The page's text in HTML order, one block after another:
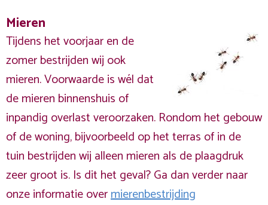
Mieren
Tijdens het voorjaar en de
zomer bestrijden wij ook
mieren. Voorwaarde is wél dat
de mieren binnenshuis of
inpandig overlast veroorzaken. Rondom het gebouw
of de woning, bijvoorbeeld op het terras of in de
tuin bestrijden wij alleen mieren als de plaagdruk
zeer groot is. Is dit het geval? Ga dan verder naar
onze informatie overmierenbestrijding